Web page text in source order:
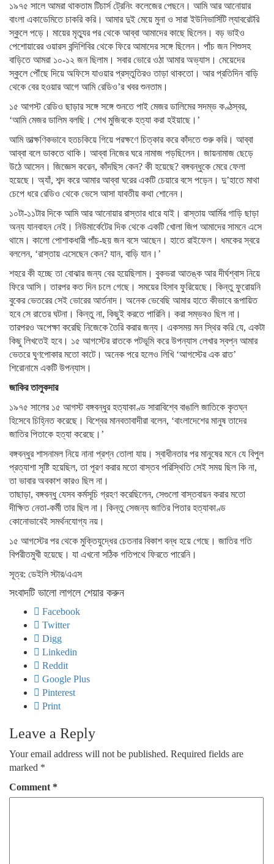
১৯৭৫ সালে আমরা থাকতাম টিচার্স ট্রেনিং কলেজের পেছনে। আমি আর আনোয়ার
বাংলা একাডেমিতে চাকরি করি। আমার দুই মেয়ে মুনা ও সারা ইউনিভার্সিটি ল্যাবরেটরি
স্কুলে পড়ে। মায়ের মৃত্যুর পর থেকে আব্বা আমাদের কাছে ছিলেন। বড় ভাইও
পেশোয়ারের ওয়ারস বন্দিশিবির থেকে ফিরে আমাদের সঙ্গে ছিলেন। পাঁচ জন শিশুসহ
বাড়িতে আমরা ১০-১২ জন ছিলাম। সবার ভোরে ওঠা আমার অভ্যাস। মেয়েদের
স্কুলে পৌঁছে দিয়ে অফিসে যাওয়ার প্রস্তুতিরও তাড়া থাকতো। আর প্রতিদিন বাড়ি
থেকে বের হওয়ার আগে আমি রেডিও’র খবর শুনতাম।
১৫ আগস্ট রেডিও ছাড়ার সঙ্গে সঙ্গে শুনতে পাই মেজর ডালিমের সদম্ভ কণ্ঠস্বর,
‘আমি মেজর ডালিম বলছি। শেখ মুজিবকে হত্যা করা হইয়াছে।’
আমি তাত্ক্ষণিকভাবে হতচকিয়ে গিয়ে পরক্ষণে চিত্কার করে কাঁদতে শুরু করি। আব্বা
আব্বা বলে ডাকতে থাকি। আব্বা নিজের ঘরে নামাজ পড়ছিলেন। জায়নামাজ ছেড়ে
উঠে আসেন। জিজ্ঞেস করেন, কাঁদছিস কেন? কী হয়েছে? বঙ্গবন্ধুকে মেরে ফেলা
হয়েছে। অ্যাঁ, শব্দ করে আমার আব্বা ঘরের একটি চেয়ারে বসে পড়েন। দু’হাতে মাথা
চেপে ধরে রেডিও থেকে ভেসে আসা যাবতীয় কথা শোনেন।
১০টা-১১টার দিকে আমি আর আনোয়ার রাস্তার ধারে যাই। রাস্তায় আর্মির গাড়ি ছাড়া
অন্য যানবাহন নেই। নিউমার্কেটের দিক থেকে একটি খোলা জিপ আমাদের সামনে এসে
থামে। কালো পোশাকধারী পাঁচ-ছয় জন বসে আছেন। হাতে রাইফেল। ধমকের স্বরে
বললেন, ‘রাস্তায় এসেছেন কেন? যান, বাড়ি যান।’
শহরে কী হচ্ছে তা বোঝার জন্য বের হয়েছিলাম। বুকভরা আতঙ্ক আর দীর্ঘশ্বাস নিয়ে
ফিরে আসি। তারপর কত দিন চলে গেছে। সময়ের হিসাব ফুরিয়েছে। কিন্তু ফুরোয়নি
বুকের ভেতরের সেই ভোরের আর্তনাদ। অনেক ভেবেছি আমার হাতে কীভাবে রূপায়িত
হবে সে রাতের ঘটনা। কিন্তু না, কিছুই করতে পারিনি। করা সম্ভবও ছিল না।
তারপরও অপেক্ষা করেছি নিজেকে তৈরি করার জন্য। একসময় মন স্থির করি যে, একটা
কিছু লিখতেই হবে। ১৫ আগস্টের রাতকে পটভূমি করে উপন্যাস লেখার স্বপ্ন আমার
ভেতরে ঘুণপোকার মতো কাটে। অনেক পরে হলেও লিখি ‘আগস্টের এক রাত’
শিরোনামে একটি উপন্যাস।
জাকির তালুকদার
১৯৭৫ সালের ১৫ আগস্ট বঙ্গবন্ধুর হত্যাকাণ্ড সারাবিশ্বে বাঙালি জাতিকে কৃতঘ্ন
হিসেবে চিহ্নিত করেছে। বিশ্বের মানবতাবাদীরা বলেন, ‘বাংলাদেশের মানুষ তাদের
জাতির পিতাকে হত্যা করেছে।’
বঙ্গবন্ধুর শাসনামল নিয়ে নানা প্রশ্ন তোলা যায়। স্বাধীনতার পর মানুষের মনে যে বিপুল
প্রত্যাশা সৃষ্টি হয়েছিল, তা পূরণ করার মতো বাস্তব পরিস্থিতি সেই সময় ছিল কি না,
তা ভাবার অবকাশ কারও ছিল না।
তাছাড়া, বঙ্গবন্ধু যেসব কর্মসূচি গ্রহণ করেছিলেন, সেগুলো বাস্তবায়ন করার মতো
দীক্ষিত নেতা-কর্মী তার ছিল না। কিন্তু সেজন্য জাতির পিতার হত্যাকাণ্ড
কোনোভাবেই সমর্থনযোগ্য নয়।
১৫ আগস্টের পর থেকে মুক্তিযুদ্ধের চেতনার বিকাশ বন্ধ হয়ে গেছে। জাতির গতি
বিপরীতমুখী হয়েছে। যা এখনো সঠিক গতিপথে ফিরতে পারেনি।
সূত্র: ডেইলি স্টার/এএস
সংবাদটি ভালো লাগলে শেয়ার করুন
Facebook
Twitter
Digg
Linkedin
Reddit
Google Plus
Pinterest
Print
Leave a Reply
Your email address will not be published. Required fields are
marked *
Comment *